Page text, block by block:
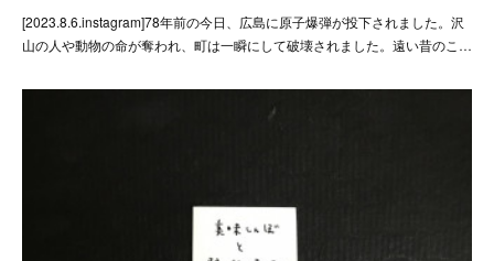
[2023.8.6.instagram]78年前の今日、広島に原子爆弾が投下されました。沢
山の人や動物の命が奪われ、町は一瞬にして破壊されました。遠い昔のこ…